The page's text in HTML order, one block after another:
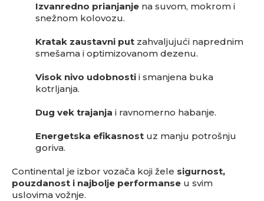
Izvanredno prianjanje na suvom, mokrom i
snežnom kolovozu.
Kratak zaustavni put zahvaljujući naprednim
smešama i optimizovanom dezenu.
Visok nivo udobnosti i smanjena buka
kotrljanja.
Dug vek trajanja i ravnomerno habanje.
Energetska efikasnost uz manju potrošnju
goriva.
Continental je izbor vozača koji žele sigurnost,
pouzdanost i najbolje performanse u svim
uslovima vožnje.